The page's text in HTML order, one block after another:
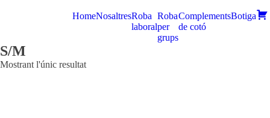
HomeNosaltresRoba
laboral
Roba
per
grups
Complements
de cotó
Botiga
S/M
Mostrant l'únic resultat